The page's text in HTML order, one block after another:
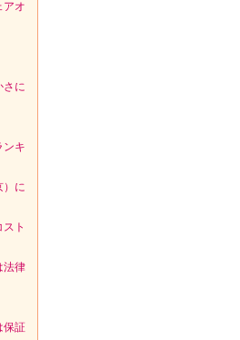
アオ
さに
ンキ
）に
ト
法律
保証